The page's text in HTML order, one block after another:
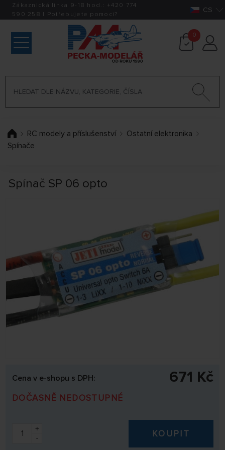
Zákaznická linka 9-18 hod.: +420 774
590 258 | Potřebujete pomoci? CS
0
RC modely a příslušenství
Ostatní elektronika
Spínače
Spínač SP 06 opto
Cena v e-shopu s DPH: 671 Kč
DOČASNĚ NEDOSTUPNÉ
+
-
KOUPIT